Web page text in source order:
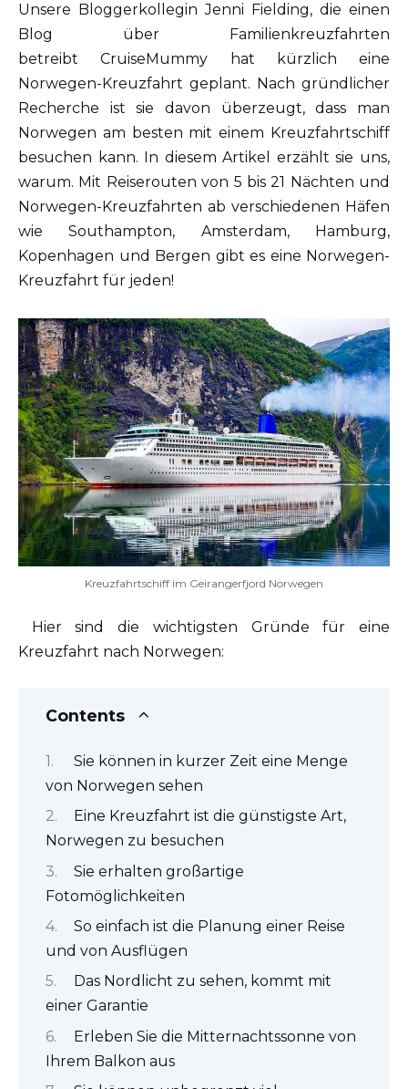
Unsere Bloggerkollegin Jenni Fielding, die einen
Blog über Familienkreuzfahrten
betreibt CruiseMummy hat kürzlich eine
Norwegen-Kreuzfahrt geplant. Nach gründlicher
Recherche ist sie davon überzeugt, dass man
Norwegen am besten mit einem Kreuzfahrtschiff
besuchen kann. In diesem Artikel erzählt sie uns,
warum. Mit Reiserouten von 5 bis 21 Nächten und
Norwegen-Kreuzfahrten ab verschiedenen Häfen
wie Southampton, Amsterdam, Hamburg,
Kopenhagen und Bergen gibt es eine Norwegen-
Kreuzfahrt für jeden!
Kreuzfahrtschiff im Geirangerfjord Norwegen
Hier sind die wichtigsten Gründe für eine
Kreuzfahrt nach Norwegen:
Contents
Sie können in kurzer Zeit eine Menge
von Norwegen sehen
Eine Kreuzfahrt ist die günstigste Art,
Norwegen zu besuchen
Sie erhalten großartige
Fotomöglichkeiten
So einfach ist die Planung einer Reise
und von Ausflügen
Das Nordlicht zu sehen, kommt mit
einer Garantie
Erleben Sie die Mitternachtssonne von
Ihrem Balkon aus